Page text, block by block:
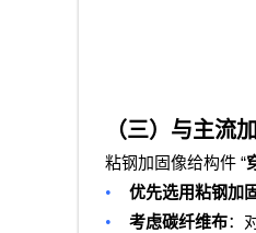
（三）与主流
粘钢加固像给构件 “
• 优先选用粘钢加
• 考虑碳纤维布：